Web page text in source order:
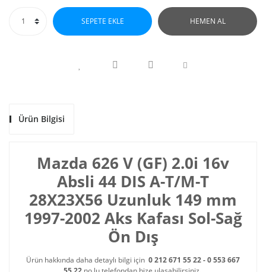
SEPETE EKLE HEMEN AL
Ürün Bilgisi
Mazda 626 V (GF) 2.0i 16v
Absli 44 DIS A-T/M-T
28X23X56 Uzunluk 149 mm
1997-2002 Aks Kafası Sol-Sağ
Ön Dış
Ürün hakkında daha detaylı bilgi için 0 212 671 55 22 - 0 553 667